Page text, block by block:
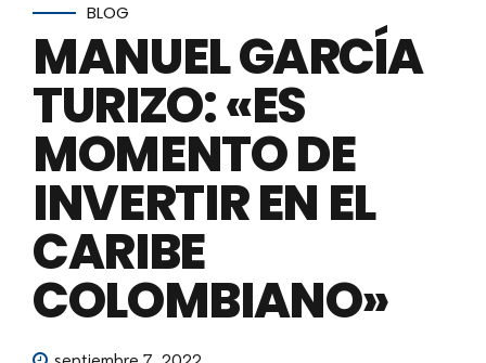
BLOG
MANUEL GARCÍA
TURIZO: «ES
MOMENTO DE
INVERTIR EN EL
CARIBE
COLOMBIANO»
septiembre 7, 2022